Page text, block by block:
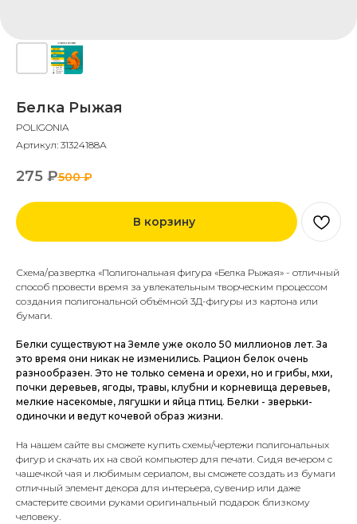
Белка Рыжая
POLIGONIA
Артикул: 31324188А
275 ₽500 ₽
В корзину
Схема/развертка «Полигональная фигура «Белка Рыжая» - отличный
способ провести время за увлекательным творческим процессом
создания полигональной объёмной 3Д-фигуры из картона или
бумаги.
Белки существуют на Земле уже около 50 миллионов лет. За
это время они никак не изменились. Рацион белок очень
разнообразен. Это не только семена и орехи, но и грибы, мхи,
почки деревьев, ягоды, травы, клубни и корневища деревьев,
мелкие насекомые, лягушки и яйца птиц. Белки - зверьки-
одиночки и ведут кочевой образ жизни.
На нашем сайте вы сможете купить схемы/чертежи полигональных
фигур и скачать их на свой компьютер для печати. Сидя вечером с
чашечкой чая и любимым сериалом, вы сможете создать из бумаги
отличный элемент декора для интерьера, сувенир или даже
смастерите своими руками оригинальный подарок близкому
человеку.